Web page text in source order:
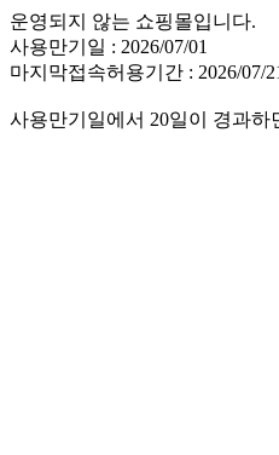
운영되지 않는 쇼핑몰입니다.
사용만기일 : 2026/07/01
마지막접속허용기간 : 2026/07/
사용만기일에서 20일이 경과하